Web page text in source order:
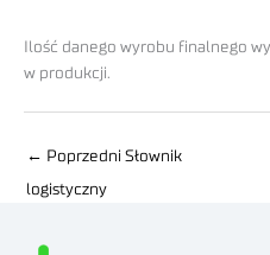
Ilość danego wyrobu finalnego
w produkcji.
← Poprzedni Słownik
logistyczny